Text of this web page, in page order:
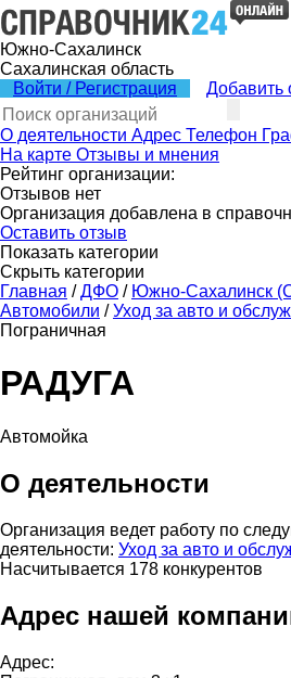
Южно-Сахалинск
Сахалинская область
Войти / Регистрация
Добавить
О деятельности Адрес Телефон
На карте Отзывы и мнения
Рейтинг организации:
Отзывов нет
Организация добавлена в
Оставить отзыв
Показать категории
Скрыть категории
Главная / ДФО / Южно-Сахалинск
Автомобили / Уход за авто и
Пограничная
РАДУГА
Автомойка
О деятельности
Организация ведет работу по
деятельности: Уход за авто и
Насчитывается 178 конкурентов
Адрес нашей
Адрес: